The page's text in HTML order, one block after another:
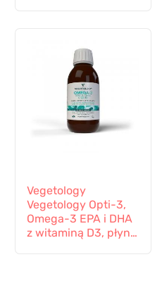
Vegetology
Vegetology Opti-3,
Omega-3 EPA i DHA
z witaminą D3, płyn